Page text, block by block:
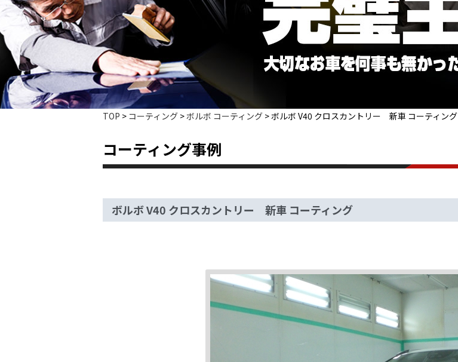
TOP > コーティング >ボルボ コーティング >ボルボ V40 クロスカントリー 新車 コーティング
コーティング事例
ボルボ V40 クロスカントリー 新車 コーティング